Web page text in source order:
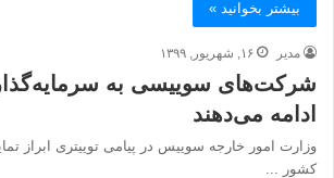
بیشتر بخوانید »
مدیر ۱۶, شهریور, ۱۳۹۹
شرکت‌های سوییسی به
ادامه می‌دهند
وزارت امور خارجه سوییس در پیامی توییتری ابراز
کشور ...